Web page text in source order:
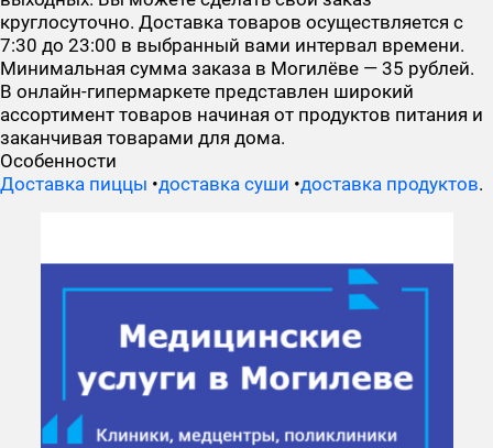
круглосуточно. Доставка товаров осуществляется с
7:30 до 23:00 в выбранный вами интервал времени.
Минимальная сумма заказа в Могилёве — 35 рублей.
В онлайн-гипермаркете представлен широкий
ассортимент товаров начиная от продуктов питания и
заканчивая товарами для дома.
Особенности
Доставка пиццы •доставка суши •доставка продуктов.